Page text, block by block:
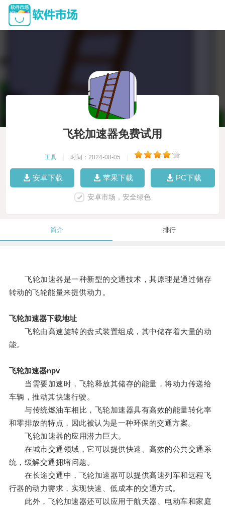
飞轮加速器免费试用
工具 时间：2024-08-05
安卓下载 苹果下载 PC下载
安卓市场，安全绿色
简介 排行
飞轮加速器是一种新型的交通技术，其原理是通过储存
转动的飞轮能量来提供动力。
飞轮加速器下载地址
飞轮由高速旋转的盘式装置组成，其中储存着大量的动
能。
飞轮加速器npv
当需要加速时，飞轮释放其储存的能量，将动力传递给
车辆，推动其快速行驶。
与传统燃油车相比，飞轮加速器具有高效的能量转化率
和零排放的特点，因此被认为是一种环保的交通方案。
飞轮加速器的应用潜力巨大。
在城市交通领域，它可以提供快速、高效的公共交通系
统，缓解交通拥堵问题。
在长途交通中，飞轮加速器可以提供高速列车和远程飞
行器的动力需求，实现快速、低成本的交通方式。
此外，飞轮加速器还可以应用于航天器、电动车和家庭